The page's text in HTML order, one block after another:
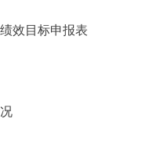
效目标申报表